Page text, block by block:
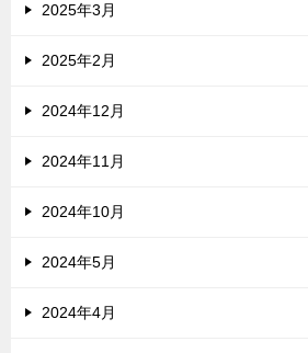
2025年3月
2025年2月
2024年12月
2024年11月
2024年10月
2024年5月
2024年4月